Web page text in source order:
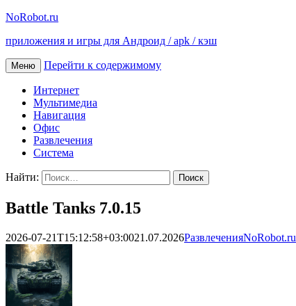
NoRobot.ru
приложения и игры для Андроид / apk / кэш
Меню Перейти к содержимому
Интернет
Мультимедиа
Навигация
Офис
Развлечения
Система
Найти:
Battle Tanks 7.0.15
2026-07-21T15:12:58+03:0021.07.2026РазвлеченияNoRobot.ru